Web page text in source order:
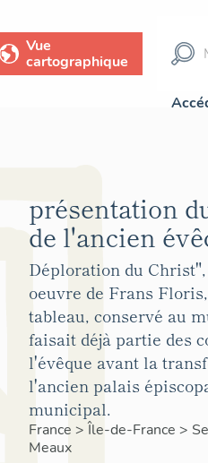
Vue
cartographique
présentation
de l'ancien
Déploration du
oeuvre de Frans
tableau, conservé au
faisait déjà partie des
l'évêque avant la
l'ancien palais
municipal.
France >Île-de-France >
Meaux